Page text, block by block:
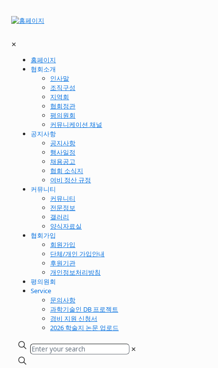
✕
홈페이지
협회소개
인사말
조직구성
지역회
협회정관
평의원회
커뮤니케이션 채널
공지사항
공지사항
행사일정
채용공고
협회 소식지
여비 정산 규정
커뮤니티
커뮤니티
전문정보
갤러리
양식자료실
협회가입
회원가입
단체/개인 가입안내
후원기관
개인정보처리방침
평의원회
Service
문의사항
과학기술인 DB 프로젝트
경비 지원 신청서
2026 학술지 논문 업로드
✕